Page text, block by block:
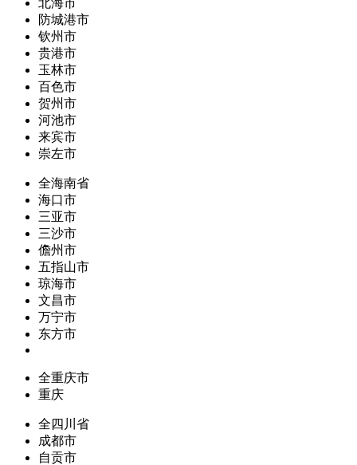
北海市
防城港市
钦州市
贵港市
玉林市
百色市
贺州市
河池市
来宾市
崇左市
全海南省
海口市
三亚市
三沙市
儋州市
五指山市
琼海市
文昌市
万宁市
东方市
全重庆市
重庆
全四川省
成都市
自贡市